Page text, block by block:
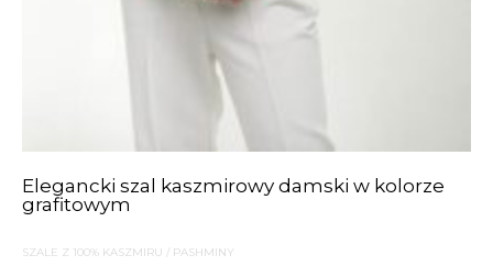
Elegancki szal kaszmirowy damski w kolorze
grafitowym
SZALE Z 100% KASZMIRU / PASHMINY